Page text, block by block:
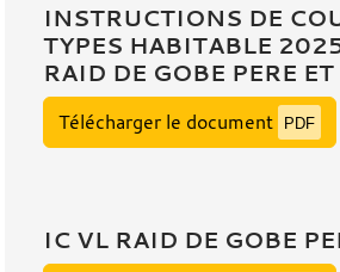
INSTRUCTIONS DE
TYPES HABITABLE
RAID DE GOBE PERE
Télécharger le document PDF
IC VL RAID DE GOBE